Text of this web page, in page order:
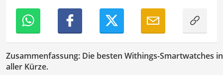
Zusammenfassung: Die besten Withings-Smartwatches in
aller Kürze.